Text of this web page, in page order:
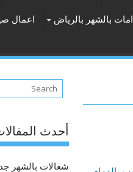
بالشهر بالرياض اعمال
أحدث
شغالات بالشهر جده حى